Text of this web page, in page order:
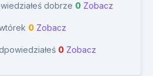
dobrze 0 Zobacz
0 Zobacz
0 Zobacz